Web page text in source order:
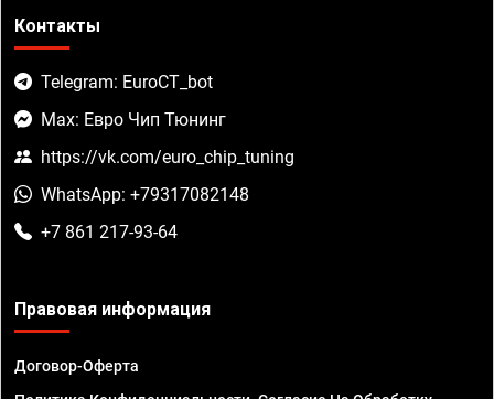
Контакты
Telegram: EuroCT_bot
Max: Евро Чип Тюнинг
https://vk.com/euro_chip_tuning
WhatsApp: +79317082148
+7 861 217-93-64
Правовая информация
Договор-Оферта